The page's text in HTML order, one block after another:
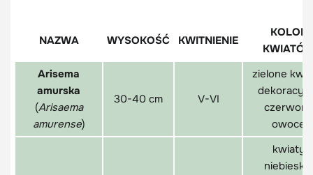
NAZWA WYSOKOŚĆ KWITNIENIE
KOLOR
Arisema
amurska
(Arisaema
amurense)
30-40 cm V-VI
zielone
czerwone
owoce
kwiaty
niebieskie